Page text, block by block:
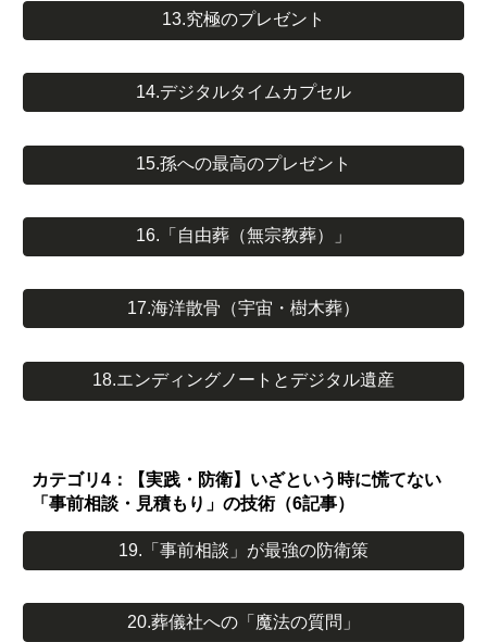
13.究極のプレゼント
14.デジタルタイムカプセル
15.孫への最高のプレゼント
16.「自由葬（無宗教葬）」
17.海洋散骨（宇宙・樹木葬）
18.エンディングノートとデジタル遺産
カテゴリ4：【実践・防衛】いざという時に慌てない
「事前相談・見積もり」の技術（6記事）
19.「事前相談」が最強の防衛策
20.葬儀社への「魔法の質問」